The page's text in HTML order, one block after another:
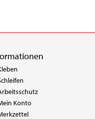
Konto